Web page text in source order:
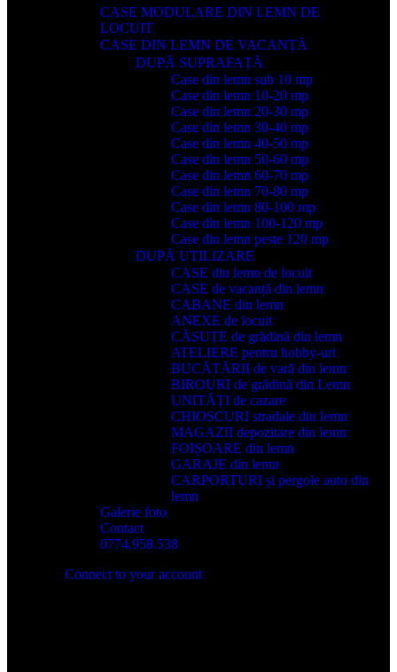
CASE MODULARE DIN LEMN DE
LOCUIT
CASE DIN LEMN DE VACANȚĂ
DUPĂ SUPRAFAȚĂ
Case din lemn sub 10 mp
Case din lemn 10-20 mp
Case din lemn 20-30 mp
Case din lemn 30-40 mp
Case din lemn 40-50 mp
Case din lemn 50-60 mp
Case din lemn 60-70 mp
Case din lemn 70-80 mp
Case din lemn 80-100 mp
Case din lemn 100-120 mp
Case din lemn peste 120 mp
DUPĂ UTILIZARE
CASE din lemn de locuit
CASE de vacanță din lemn
CABANE din lemn
ANEXE de locuit
CĂSUȚE de grădină din lemn
ATELIERE pentru hobby-uri
BUCĂTĂRII de vară din lemn
BIROURI de grădină din Lemn
UNITĂȚI de cazare
CHIOSCURI stradale din lemn
MAGAZII depozitare din lemn
FOIȘOARE din lemn
GARAJE din lemn
CARPORTURI și pergole auto din
lemn
Galerie foto
Contact
0774.958.538
Connect to your account